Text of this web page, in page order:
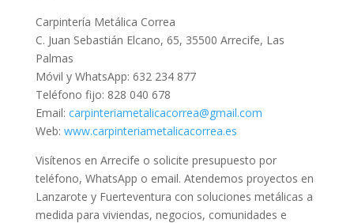
Carpintería Metálica Correa
C. Juan Sebastián Elcano, 65, 35500 Arrecife, Las
Palmas
Móvil y WhatsApp: 632 234 877
Teléfono fijo: 828 040 678
Email: carpinteriametalicacorrea@gmail.com
Web: www.carpinteriametalicacorrea.es
Visítenos en Arrecife o solicite presupuesto por
teléfono, WhatsApp o email. Atendemos proyectos en
Lanzarote y Fuerteventura con soluciones metálicas a
medida para viviendas, negocios, comunidades e